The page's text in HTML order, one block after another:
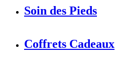
Soin des Pieds
Coffrets Cadeaux